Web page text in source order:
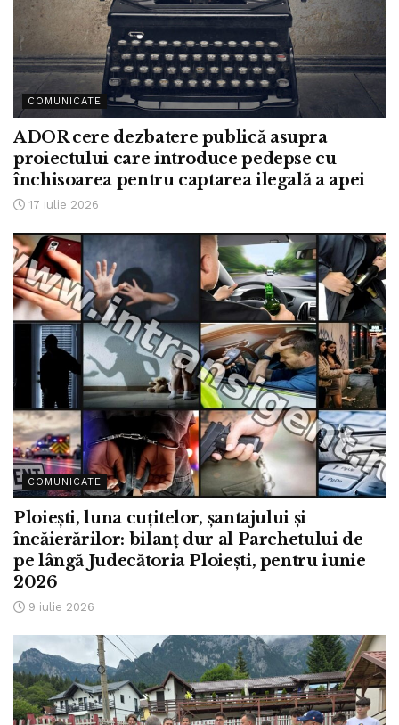
COMUNICATE
ADOR cere dezbatere publică asupra
proiectului care introduce pedepse cu
închisoarea pentru captarea ilegală a apei
17 iulie 2026
COMUNICATE
Ploiești, luna cuțitelor, șantajului și
încăierărilor: bilanț dur al Parchetului de
pe lângă Judecătoria Ploiești, pentru iunie
2026
9 iulie 2026